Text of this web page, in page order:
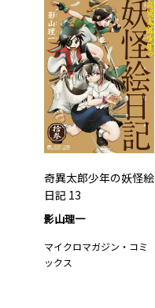
奇異太郎少年の妖怪絵
日記 13
影山理一
マイクロマガジン・コミ
ックス